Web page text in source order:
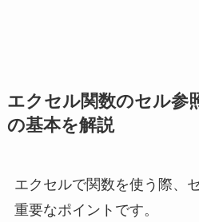
エクセル関数のセル参
の基本を解説
エクセルで関数を使う際、
重要なポイントです。